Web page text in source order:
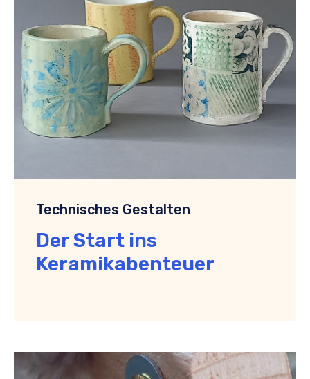
Technisches Gestalten
Der Start ins
Keramikabenteuer